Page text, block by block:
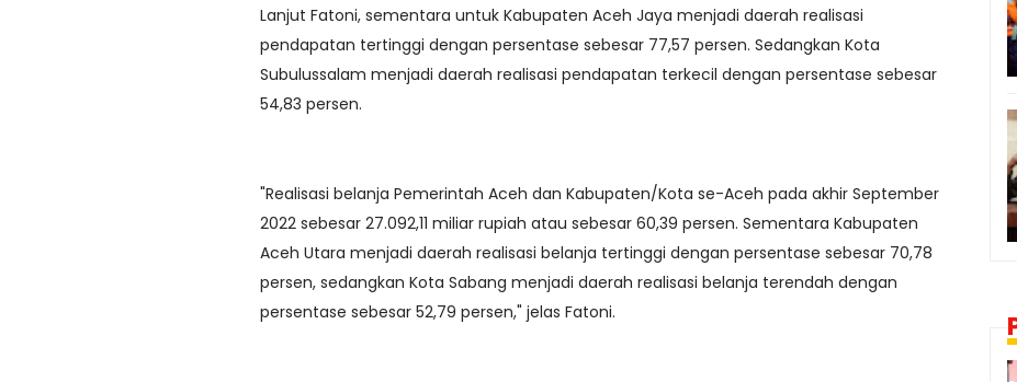
Lanjut Fatoni, sementara untuk Kabupaten Aceh Jaya menjadi daerah realisasi
pendapatan tertinggi dengan persentase sebesar 77,57 persen. Sedangkan Kota
Subulussalam menjadi daerah realisasi pendapatan terkecil dengan persentase sebesar
54,83 persen.
"Realisasi belanja Pemerintah Aceh dan Kabupaten/Kota se-Aceh pada akhir September
2022 sebesar 27.092,11 miliar rupiah atau sebesar 60,39 persen. Sementara Kabupaten
Aceh Utara menjadi daerah realisasi belanja tertinggi dengan persentase sebesar 70,78
persen, sedangkan Kota Sabang menjadi daerah realisasi belanja terendah dengan
persentase sebesar 52,79 persen," jelas Fatoni.